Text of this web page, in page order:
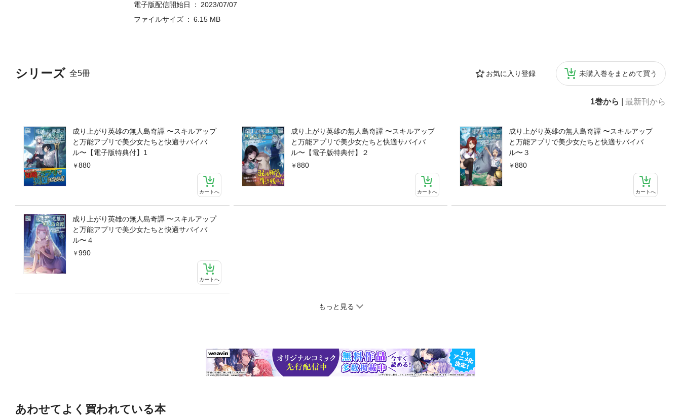
シリーズ 全5冊 お気に入り登録 未購入巻をまとめて買う
1巻から 最新刊から
成り上がり英雄の無人島奇譚 〜スキルアップ
と万能アプリで美少女たちと快適サバイバ
ル〜【電子版特典付】1
880
カートへ
成り上がり英雄の無人島奇譚 〜スキルアップ
と万能アプリで美少女たちと快適サバイバ
ル〜【電子版特典付】２
880
カートへ
成り上がり英雄の無人島奇譚 〜スキルアップ
と万能アプリで美少女たちと快適サバイバ
ル〜３
880
カートへ
成り上がり英雄の無人島奇譚 〜スキルアップ
と万能アプリで美少女たちと快適サバイバ
ル〜４
990
カートへ
もっと見る
電子版配信開始日
2023/07/07
ファイルサイズ
6.15 MB
あわせてよく買われている本